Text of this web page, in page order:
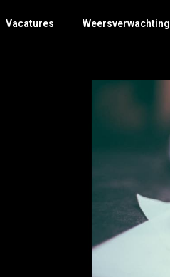
Vacatures Weersverwachting